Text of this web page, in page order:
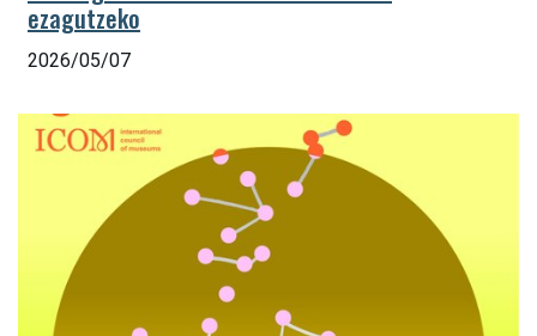
ezagutzeko
2026/05/07